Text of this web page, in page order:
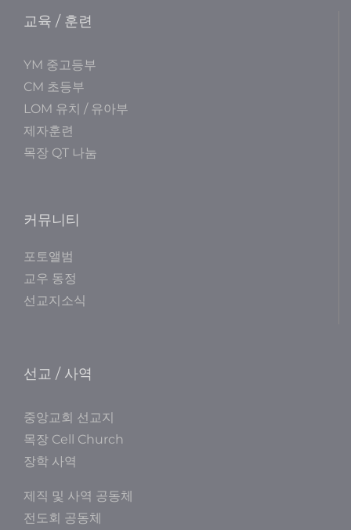
교육 / 훈련
YM 중고등부
CM 초등부
LOM 유치 / 유아부
제자훈련
목장 QT 나눔
커뮤니티
포토앨범
교우 동정
선교지소식
선교 / 사역
중앙교회 선교지
목장 Cell Church
장학 사역
제직 및 사역 공동체
전도회 공동체